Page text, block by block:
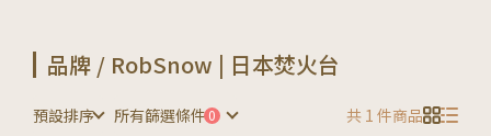
品牌 / RobSnow | 日本焚火台
預設排序 所有篩選條件 共 1 件商品